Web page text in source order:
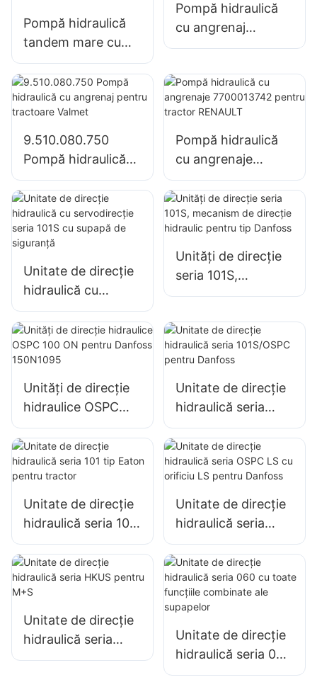
Pompă hidraulică
tandem mare cu
pompă cu
angrenaje SJ21032
pentru tractor
John Deere
1204/1354/6110B
Pompă hidraulică
cu angrenaj
RE73947 RE72058
John Deere
9.510.080.750
Pompă hidraulică
cu angrenaj pentru
tractoare Valmet
Pompă hidraulică
cu angrenaje
7700013742 pentru
tractor RENAULT
Unitate de direcție
hidraulică cu
servodirecție seria
101S cu supapă de
siguranță
Unități de direcție
seria 101S,
mecanism de
pentru tip Danfoss
Unități de direcție
hidraulice OSPC
100 ON pentru
Danfoss 150N1095
Unitate de direcție
hidraulică seria
101S/OSPC pentru
Danfoss
Unitate de direcție
hidraulică seria 101
tip Eaton pentru
tractor
Unitate de direcție
hidraulică seria
OSPC LS cu orificiu
LS pentru Danfoss
Unitate de direcție
hidraulică seria
HKUS pentru M+S
Unitate de direcție
hidraulică seria 060
cu toate funcțiile